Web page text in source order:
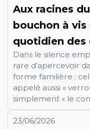
Aux racines
bouchon à vis
quotidien des
Dans le silence
rare d’apercevoir
forme familière :
appelé aussi «
simplement « le
23/06/2026